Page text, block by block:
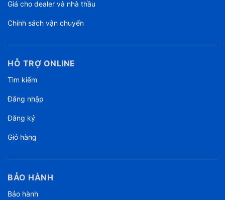
Giá cho dealer và nhà thầu
Chính sách vận chuyển
HỖ TRỢ ONLINE
Tìm kiếm
Đăng nhập
Đăng ký
Giỏ hàng
BẢO HÀNH
Bảo hành